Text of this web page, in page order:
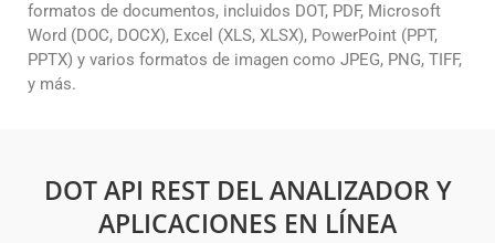
formatos de documentos, incluidos DOT, PDF, Microsoft
Word (DOC, DOCX), Excel (XLS, XLSX), PowerPoint (PPT,
PPTX) y varios formatos de imagen como JPEG, PNG, TIFF,
y más.
DOT API REST DEL ANALIZADOR Y
APLICACIONES EN LÍNEA